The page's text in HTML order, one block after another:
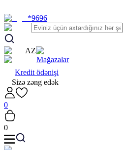
*9696
AZ
Mağazalar
Kredit ödənişi
Sizə zəng edək
0
0